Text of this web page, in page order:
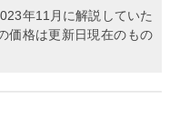
年11月に解説していた
価格は更新日現在のもの